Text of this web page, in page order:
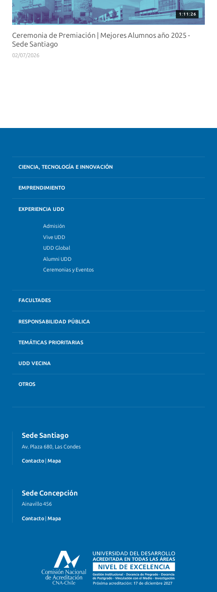
1:11:26
Ceremonia de Premiación | Mejores Alumnos año 2025 -
Sede Santiago
02/07/2026
CIENCIA, TECNOLOGÍA E INNOVACIÓN
EMPRENDIMIENTO
EXPERIENCIA UDD
Admisión
Vive UDD
UDD Global
Alumni UDD
Ceremonias y Eventos
FACULTADES
RESPONSABILIDAD PÚBLICA
TEMÁTICAS PRIORITARIAS
UDD VECINA
OTROS
Sede Santiago
Av. Plaza 680, Las Condes
Contacto | Mapa
Sede Concepción
Ainavillo 456
Contacto | Mapa